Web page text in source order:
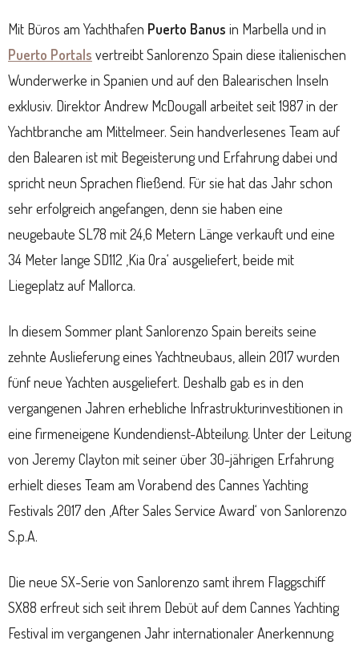
Mit Büros am Yachthafen Puerto Banus in Marbella und in
Puerto Portals vertreibt Sanlorenzo Spain diese italienischen
Wunderwerke in Spanien und auf den Balearischen Inseln
exklusiv. Direktor Andrew McDougall arbeitet seit 1987 in der
Yachtbranche am Mittelmeer. Sein handverlesenes Team auf
den Balearen ist mit Begeisterung und Erfahrung dabei und
spricht neun Sprachen fließend. Für sie hat das Jahr schon
sehr erfolgreich angefangen, denn sie haben eine
neugebaute SL78 mit 24,6 Metern Länge verkauft und eine
34 Meter lange SD112 ‚Kia Ora‘ ausgeliefert, beide mit
Liegeplatz auf Mallorca.
In diesem Sommer plant Sanlorenzo Spain bereits seine
zehnte Auslieferung eines Yachtneubaus, allein 2017 wurden
fünf neue Yachten ausgeliefert. Deshalb gab es in den
vergangenen Jahren erhebliche Infrastrukturinvestitionen in
eine firmeneigene Kundendienst-Abteilung. Unter der Leitung
von Jeremy Clayton mit seiner über 30-jährigen Erfahrung
erhielt dieses Team am Vorabend des Cannes Yachting
Festivals 2017 den ‚After Sales Service Award‘ von Sanlorenzo
S.p.A.
Die neue SX-Serie von Sanlorenzo samt ihrem Flaggschiff
SX88 erfreut sich seit ihrem Debüt auf dem Cannes Yachting
Festival im vergangenen Jahr internationaler Anerkennung